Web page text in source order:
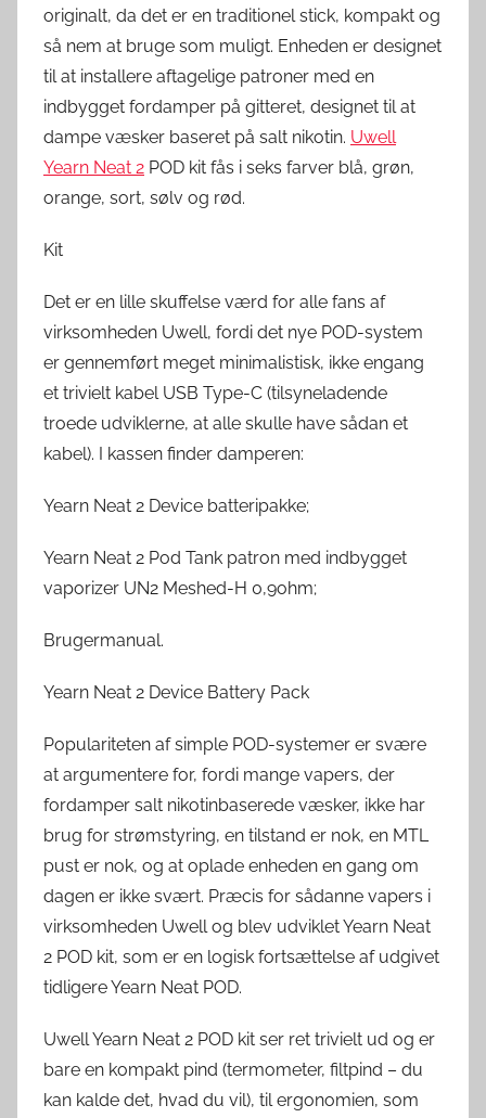
originalt, da det er en traditionel stick, kompakt og
så nem at bruge som muligt. Enheden er designet
til at installere aftagelige patroner med en
indbygget fordamper på gitteret, designet til at
dampe væsker baseret på salt nikotin. Uwell
Yearn Neat 2 POD kit fås i seks farver blå, grøn,
orange, sort, sølv og rød.
Kit
Det er en lille skuffelse værd for alle fans af
virksomheden Uwell, fordi det nye POD-system
er gennemført meget minimalistisk, ikke engang
et trivielt kabel USB Type-C (tilsyneladende
troede udviklerne, at alle skulle have sådan et
kabel). I kassen finder damperen:
Yearn Neat 2 Device batteripakke;
Yearn Neat 2 Pod Tank patron med indbygget
vaporizer UN2 Meshed-H 0,9ohm;
Brugermanual.
Yearn Neat 2 Device Battery Pack
Populariteten af simple POD-systemer er svære
at argumentere for, fordi mange vapers, der
fordamper salt nikotinbaserede væsker, ikke har
brug for strømstyring, en tilstand er nok, en MTL
pust er nok, og at oplade enheden en gang om
dagen er ikke svært. Præcis for sådanne vapers i
virksomheden Uwell og blev udviklet Yearn Neat
2 POD kit, som er en logisk fortsættelse af udgivet
tidligere Yearn Neat POD.
Uwell Yearn Neat 2 POD kit ser ret trivielt ud og er
bare en kompakt pind (termometer, filtpind – du
kan kalde det, hvad du vil), til ergonomien, som